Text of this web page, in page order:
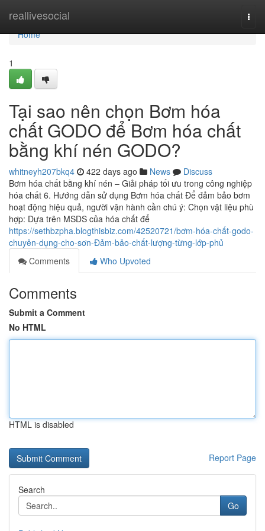
reallivesocial
Home
Home
1
Tại sao nên chọn Bơm hóa
chất GODO để Bơm hóa chất
bằng khí nén GODO?
whitneyh207bkq4 422 days ago News
Discuss
Bơm hóa chất bằng khí nén – Giải pháp tối ưu trong công nghiệp
hóa chất 6. Hướng dẫn sử dụng Bơm hóa chất Để đảm bảo bơm
hoạt động hiệu quả, người vận hành cần chú ý: Chọn vật liệu phù
hợp: Dựa trên MSDS của hóa chất để
https://sethbzpha.blogthisbiz.com/42520721/bơm-hóa-chất-godo-
chuyên-dụng-cho-sơn-Đảm-bảo-chất-lượng-từng-lớp-phủ
Comments
Who Upvoted
Comments
Submit a Comment
No HTML
HTML is disabled
Report Page
Search
Go